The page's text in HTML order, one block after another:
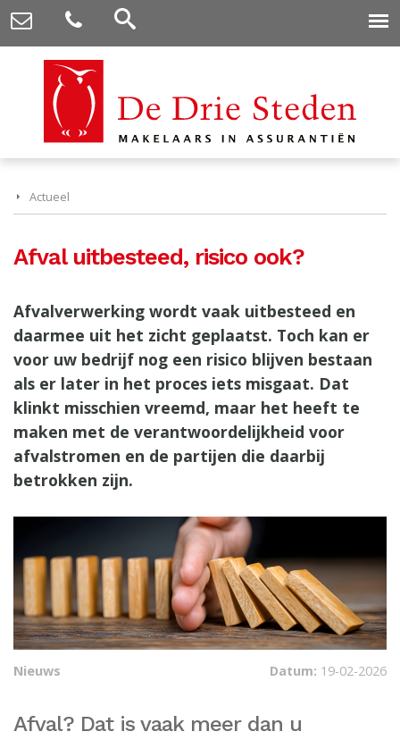
Actueel
Afval uitbesteed, risico ook?
Afvalverwerking wordt vaak uitbesteed en
daarmee uit het zicht geplaatst. Toch kan er
voor uw bedrijf nog een risico blijven bestaan
als er later in het proces iets misgaat. Dat
klinkt misschien vreemd, maar het heeft te
maken met de verantwoordelijkheid voor
afvalstromen en de partijen die daarbij
betrokken zijn.
Nieuws Datum: 19-02-2026
Afval? Dat is vaak meer dan u